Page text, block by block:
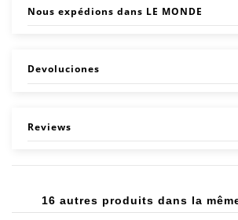
Nous expédions dans LE MONDE
Devoluciones
Reviews
16 autres produits dans la